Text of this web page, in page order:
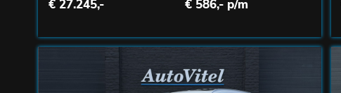
€ 27.245,- € 586,- p/m